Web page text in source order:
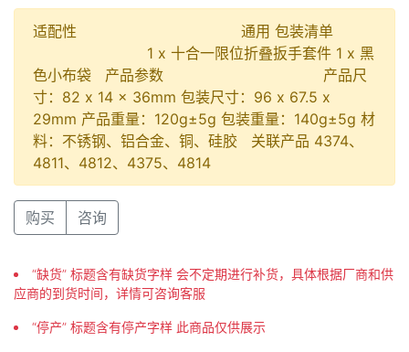
适配性 通用 包装清单
1 x 十合一限位折叠扳手套件 1 x 黑
色小布袋 产品参数 产品尺
寸：82 x 14 x 36mm 包装尺寸：96 x 67.5 x
29mm 产品重量：120g±5g 包装重量：140g±5g 材
料：不锈钢、铝合金、铜、硅胶 关联产品 4374、
4811、4812、4375、4814
购买 咨询
“缺货” 标题含有缺货字样 会不定期进行补货，具体根据厂商和供
应商的到货时间，详情可咨询客服
“停产” 标题含有停产字样 此商品仅供展示